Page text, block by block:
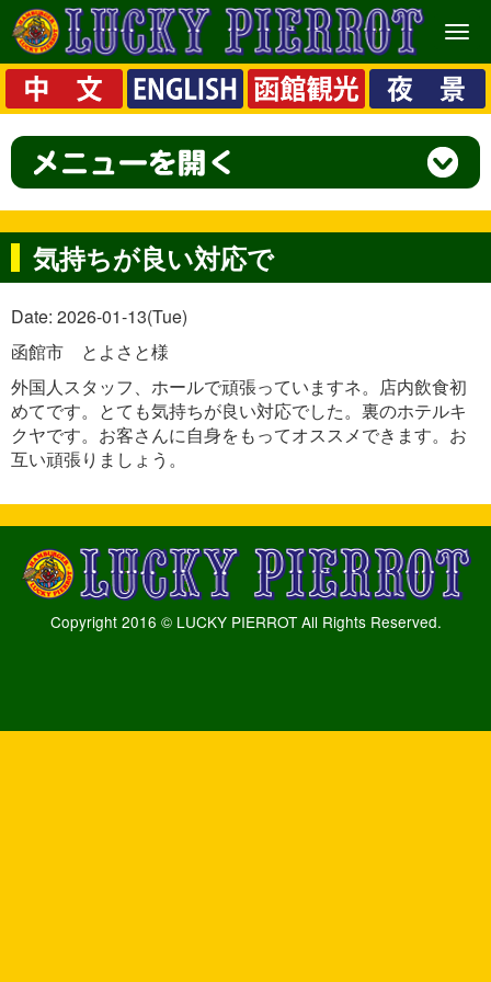
メ
ニ
ュ
ー
気持ちが良い対応で
Date: 2026-01-13(Tue)
函館市 とよさと様
外国人スタッフ、ホールで頑張っていますネ。店内飲食初
めてです。とても気持ちが良い対応でした。裏のホテルキ
クヤです。お客さんに自身をもってオススメできます。お
互い頑張りましょう。
Copyright 2016 © LUCKY PIERROT All Rights Reserved.